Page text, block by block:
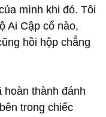
mình khi đó. Tôi
Ai Cập cổ nào,
hồi hộp chẳng
hoàn thành đánh
trong chiếc